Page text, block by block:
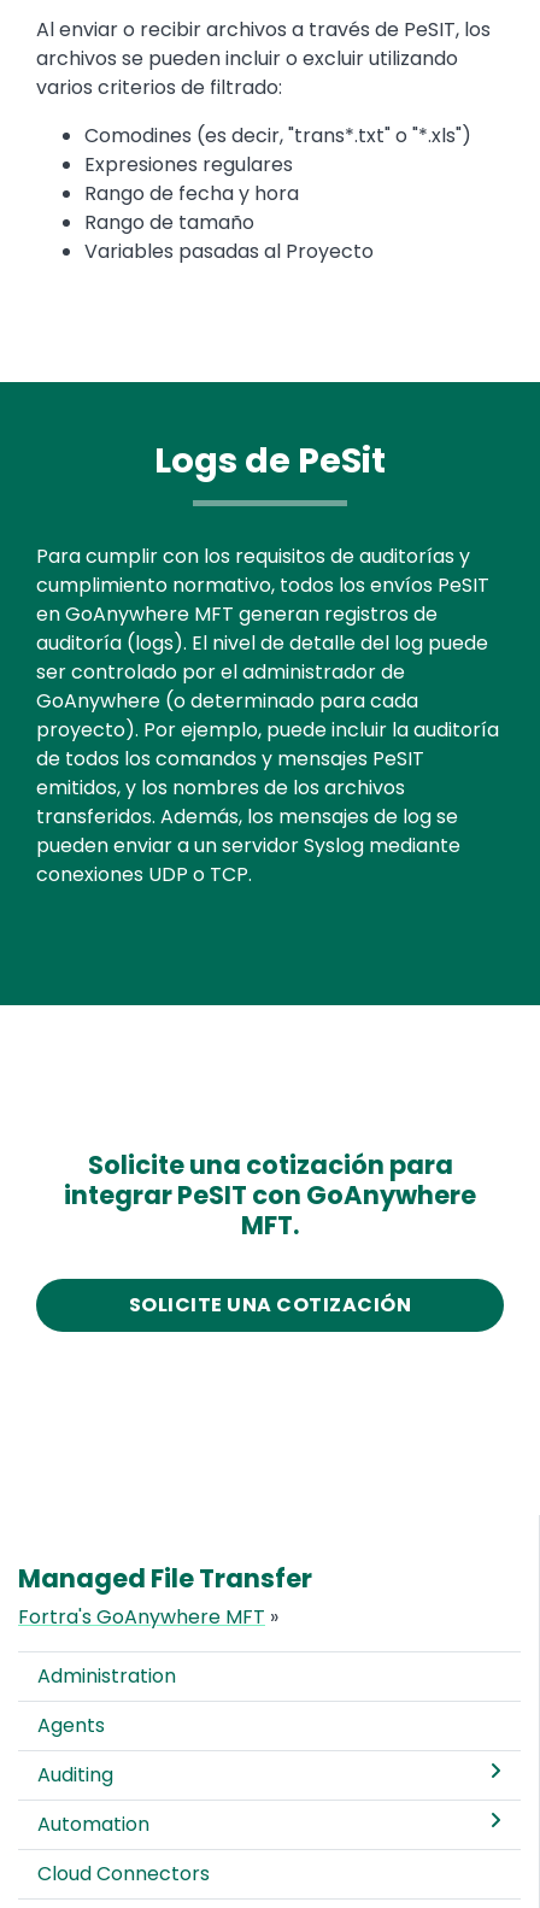
Text
Al enviar o recibir archivos a través de PeSIT, los
archivos se pueden incluir o excluir utilizando
varios criterios de filtrado:
Comodines (es decir, "trans*.txt" o "*.xls")
Expresiones regulares
Rango de fecha y hora
Rango de tamaño
Variables pasadas al Proyecto
Logs de PeSit
Text
Para cumplir con los requisitos de auditorías y
cumplimiento normativo, todos los envíos PeSIT
en GoAnywhere MFT generan registros de
auditoría (logs). El nivel de detalle del log puede
ser controlado por el administrador de
GoAnywhere (o determinado para cada
proyecto). Por ejemplo, puede incluir la auditoría
de todos los comandos y mensajes PeSIT
emitidos, y los nombres de los archivos
transferidos. Además, los mensajes de log se
pueden enviar a un servidor Syslog mediante
conexiones UDP o TCP.
Solicite una cotización para
integrar PeSIT con GoAnywhere
MFT.
SOLICITE UNA COTIZACIÓN
Managed File Transfer
Fortra's GoAnywhere MFT »
Administration
Agents
Auditing
Automation
Cloud Connectors